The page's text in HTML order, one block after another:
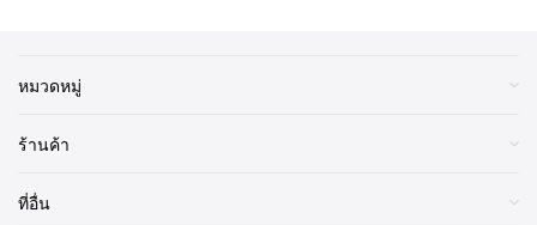
มอบการเล่าเรื่องที่กระชับ เป๊ะ ตั้งใจ และไม่ยืดเยื้อจนเสีย
จังหวะการปล่อยแบบเงียบ ๆ ของ “Gary” ตอนพิเศษ
หมวดหมู่
ร้านค้า
ที่อื่น